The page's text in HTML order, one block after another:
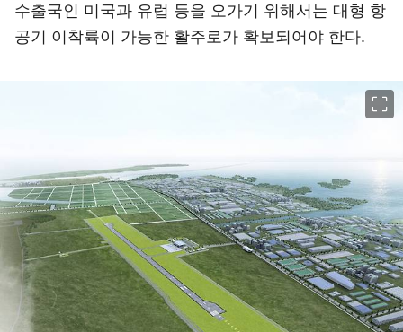
수출국인 미국과 유럽 등을 오가기 위해서는 대형 항
공기 이착륙이 가능한 활주로가 확보되어야 한다.